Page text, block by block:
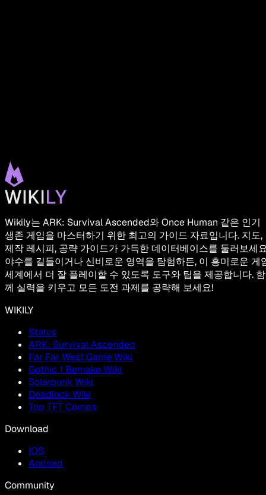
Wikily는 ARK: Survival Ascended와 Once Human 같은 인기
생존 게임을 마스터하기 위한 최고의 가이드 자료입니다. 지도,
제작 레시피, 공략 가이드가 가득한 데이터베이스를 둘러보세
야수를 길들이거나 신비로운 영역을 탐험하든, 이 흥미로운 게
세계에서 더 잘 플레이할 수 있도록 도구와 팁을 제공합니다. 함
께 실력을 키우고 모든 도전 과제를 공략해 보세요!
WIKILY
Status
ARK: Survival Ascended
Far Far West Game Wiki
Gothic 1 Remake Wiki
Solarpunk Wiki
Deadlock Wiki
Top TFT Comps
Download
IOS
Android
Community